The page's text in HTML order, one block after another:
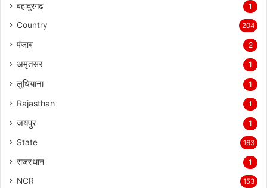
बहादुरगढ़ 1
Country 204
पंजाब 2
अमृतसर 1
लुधियाना 1
Rajasthan 1
जयपुर 1
State 163
राजस्थान 1
NCR 153